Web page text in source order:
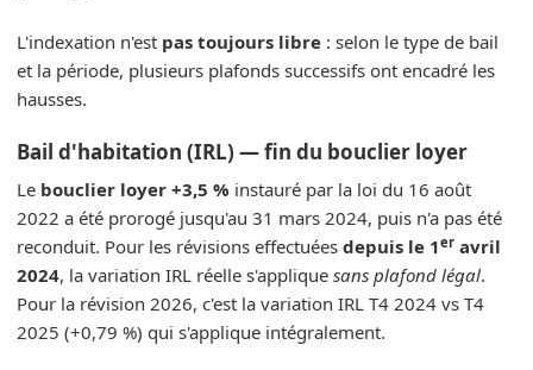
L'indexation n'est pas toujours libre : selon le type de bail
et la période, plusieurs plafonds successifs ont encadré les
hausses.
Bail d'habitation (IRL) — fin du bouclier loyer
Le bouclier loyer +3,5 % instauré par la loi du 16 août
2022 a été prorogé jusqu'au 31 mars 2024, puis n'a pas été
reconduit. Pour les révisions effectuées depuis le 1er avril
2024, la variation IRL réelle s'applique sans plafond légal.
Pour la révision 2026, c'est la variation IRL T4 2024 vs T4
2025 (+0,79 %) qui s'applique intégralement.